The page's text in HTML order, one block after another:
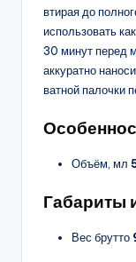
втирая до
использовать
30 минут перед
аккуратно
ватной палочки
Объём, мл
Габариты
Вес брутто